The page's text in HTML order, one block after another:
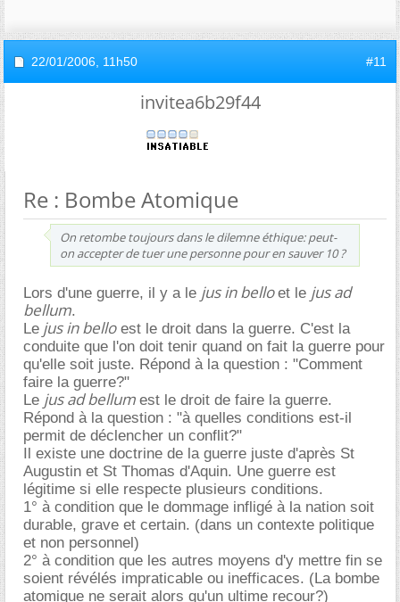
22/01/2006, 11h50 #11
invitea6b29f44
Re : Bombe Atomique
On retombe toujours dans le dilemne éthique: peut-
on accepter de tuer une personne pour en sauver 10 ?
Lors d'une guerre, il y a le jus in belloet le jus ad
bellum.
Le jus in belloest le droit dans la guerre. C'est la
conduite que l'on doit tenir quand on fait la guerre pour
qu'elle soit juste. Répond à la question : "Comment
faire la guerre?"
Le jus ad bellum est le droit de faire la guerre.
Répond à la question : "à quelles conditions est-il
permit de déclencher un conflit?"
Il existe une doctrine de la guerre juste d'après St
Augustin et St Thomas d'Aquin. Une guerre est
légitime si elle respecte plusieurs conditions.
1° à condition que le dommage infligé à la nation soit
durable, grave et certain. (dans un contexte politique
et non personnel)
2° à condition que les autres moyens d'y mettre fin se
soient révélés impraticable ou inefficaces. (La bombe
atomique ne serait alors qu'un ultime recour?)